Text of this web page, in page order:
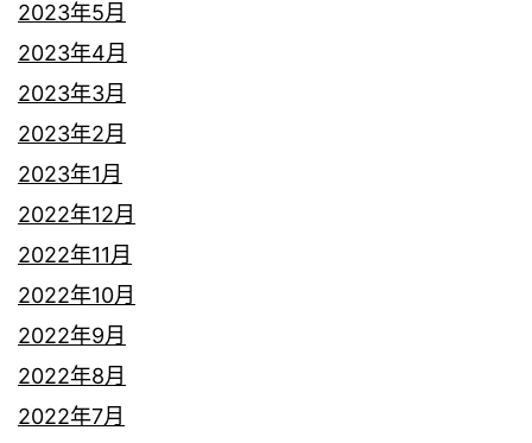
2023年5月
2023年4月
2023年3月
2023年2月
2023年1月
2022年12月
2022年11月
2022年10月
2022年9月
2022年8月
2022年7月